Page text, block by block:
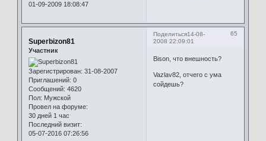
01-09-2009 18:08:47
Поделиться 65
14-08-
2008 22:09:01
Superbizon81
Участник
Зарегистрирован: 31-08-2007
Приглашений: 0
Сообщений: 4620
Пол: Мужской
Провел на форуме:
30 дней 1 час
Последний визит:
05-07-2016 07:26:56
Bison, что внешность?
Vazlav82, отчего с ума
сойдешь?